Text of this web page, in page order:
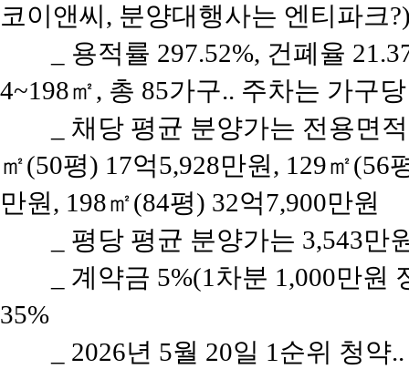
코이앤씨, 분양대행사는 엔티파크
_ 용적률 297.52%, 건폐율
4~198㎡, 총 85가구.. 주차는 가구
_ 채당 평균 분양가는 전용면
㎡(50평) 17억5,928만원, 129㎡(56
만원, 198㎡(84평) 32억7,900만원
_ 평당 평균 분양가는 3,543
_ 계약금 5%(1차분 1,000만
35%
_ 2026년 5월 20일 1순위 청